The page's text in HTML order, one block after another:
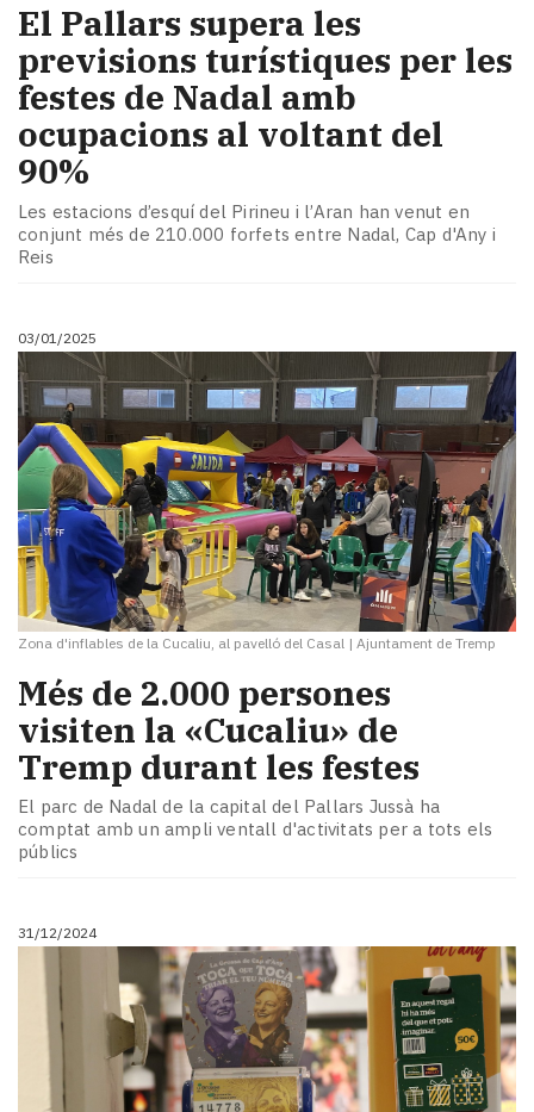
El Pallars supera les
previsions turístiques per les
festes de Nadal amb
ocupacions al voltant del
90%
Les estacions d’esquí del Pirineu i l’Aran han venut en
conjunt més de 210.000 forfets entre Nadal, Cap d'Any i
Reis
03/01/2025
Zona d'inflables de la Cucaliu, al pavelló del Casal | Ajuntament de Tremp
Més de 2.000 persones
visiten la «Cucaliu» de
Tremp durant les festes
El parc de Nadal de la capital del Pallars Jussà ha
comptat amb un ampli ventall d'activitats per a tots els
públics
31/12/2024